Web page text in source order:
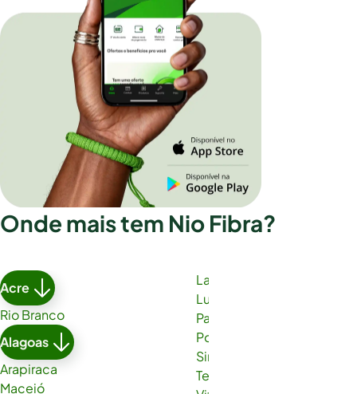
Onde mais tem Nio Fibra?
Acre
Rio Branco
Alagoas
Arapiraca
Maceió
Lauro de Freitas
Luís Eduardo Magalhães
Paulo Afonso
Porto Seguro
Simões Filho
Teixeira de Freitas